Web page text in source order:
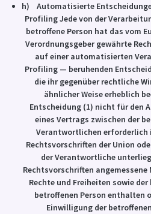
h) Automatisierte
Profiling Jede von der
betroffene Person hat das vom
Verordnungsgeber gewährte
auf einer automatisierten
Profiling — beruhenden
die ihr gegenüber rechtliche
ähnlicher Weise erheblich
Entscheidung (1) nicht für den
eines Vertrags zwischen der
Verantwortlichen erforderlich
Rechtsvorschriften der Union
der Verantwortliche
Rechtsvorschriften
Rechte und Freiheiten sowie
betroffenen Person enthalten
Einwilligung der